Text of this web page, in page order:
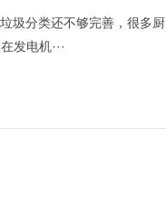
圾分类还不够完善，很多厨
发电机···